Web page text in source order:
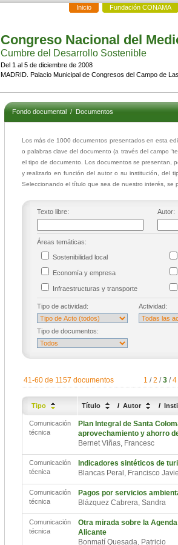
Inicio Fundación CONAMA
Congreso Nacional del
Cumbre del Desarrollo Sostenible
Del 1 al 5 de diciembre de 2008
MADRID. Palacio Municipal de Congresos del Campo de
Fondo documental/Documentos
Los más de 1000 documentos presentados en esta
o palabras clave del documento (a través del campo
el tipo de documento. Los documentos se presentan,
y realizarlo en función del autor o su institución, del
Seleccionando el título que sea de nuestro interés, se
Texto libre: Autor:
Áreas temáticas:
Sostenibilidad local
Economía y empresa
Infraestructuras y transporte
Tipo de actividad: Actividad:
Tipo de documentos:
41-60 de 1157 documentos 1 / 2 /3 / 4
Tipo Título / Autor /
Comunicación
técnica
Plan Integral de Santa
aprovechamiento y ahorro
Bernet Viñas, Francesc
Comunicación
técnica
Indicadores sintéticos de
Blancas Peral, Francisco
Comunicación
técnica
Pagos por servicios
Blázquez Cabrera, Sandra
Comunicación
técnica
Otra mirada sobre la
Alicante
Bonmatí Quesada, Patricio